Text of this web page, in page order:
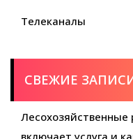
Телеканалы
СВЕЖИЕ
Лесохозяйственные